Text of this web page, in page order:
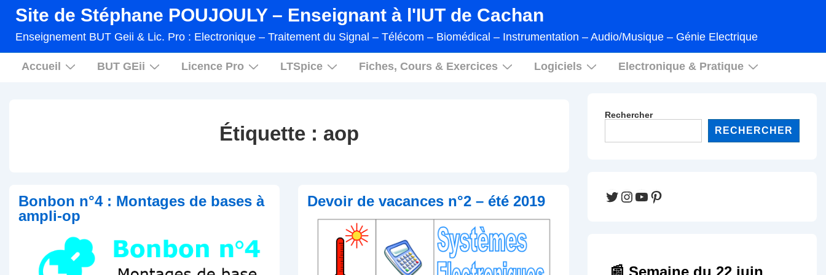
contenu
Site de Stéphane POUJOULY – Enseignant à l'IUT de Cachan
Enseignement BUT Geii & Lic. Pro : Electronique – Traitement du Signal – Télécom – Biomédical – Instrumentation – Audio/Musique – Génie Electrique
Main
Accueil BUT GEii Licence Pro LTSpice Fiches, Cours & Exercices Logiciels Electronique & Pratique
Étiquette : aop
Bonbon n°4 : Montages de bases à
ampli-op
Devoir de vacances n°2 – été 2019
Rechercher
RECHERCHER
Twitter
Instagram
YouTube
Pinterest